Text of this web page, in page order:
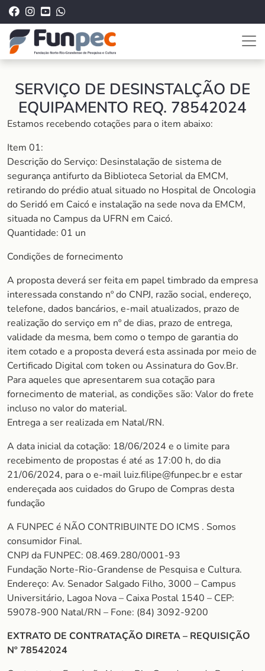
SERVIÇO DE DESINSTALÇÃO DE
EQUIPAMENTO REQ. 78542024
Estamos recebendo cotações para o item abaixo:
Item 01:
Descrição do Serviço: Desinstalação de sistema de
segurança antifurto da Biblioteca Setorial da EMCM,
retirando do prédio atual situado no Hospital de Oncologia
do Seridó em Caicó e instalação na sede nova da EMCM,
situada no Campus da UFRN em Caicó.
Quantidade: 01 un
Condições de fornecimento
A proposta deverá ser feita em papel timbrado da empresa
interessada constando nº do CNPJ, razão social, endereço,
telefone, dados bancários, e-mail atualizados, prazo de
realização do serviço em nº de dias, prazo de entrega,
validade da mesma, bem como o tempo de garantia do
item cotado e a proposta deverá esta assinada por meio de
Certificado Digital com token ou Assinatura do Gov.Br.
Para aqueles que apresentarem sua cotação para
fornecimento de material, as condições são: Valor do frete
incluso no valor do material.
Entrega a ser realizada em Natal/RN.
A data inicial da cotação: 18/06/2024 e o limite para
recebimento de propostas é até as 17:00 h, do dia
21/06/2024, para o e-mail luiz.filipe@funpec.br e estar
endereçada aos cuidados do Grupo de Compras desta
fundação
A FUNPEC é NÃO CONTRIBUINTE DO ICMS . Somos
consumidor Final.
CNPJ da FUNPEC: 08.469.280/0001-93
Fundação Norte-Rio-Grandense de Pesquisa e Cultura.
Endereço: Av. Senador Salgado Filho, 3000 – Campus
Universitário, Lagoa Nova – Caixa Postal 1540 – CEP:
59078-900 Natal/RN – Fone: (84) 3092-9200
EXTRATO DE CONTRATAÇÃO DIRETA – REQUISIÇÃO
Nº 78542024